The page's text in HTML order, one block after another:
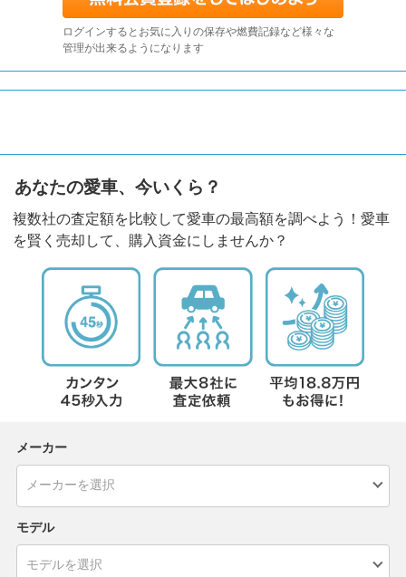
ログインするとお気に入りの保存や燃費記録など様々な
管理が出来るようになります
あなたの愛車、今いくら？
複数社の査定額を比較して愛車の最高額を調べよう！愛車
を賢く売却して、購入資金にしませんか？
メーカー
モデル